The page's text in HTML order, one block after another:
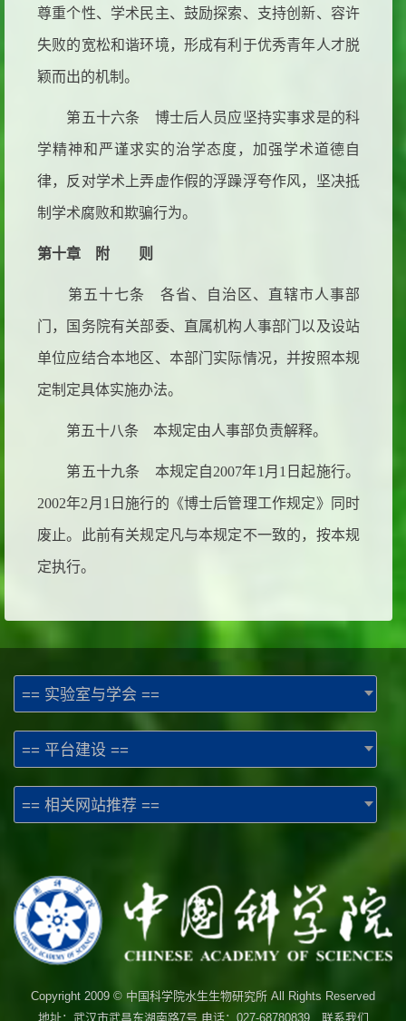
尊重个性、学术民主、鼓励探索、支持创新、容许
失败的宽松和谐环境，形成有利于优秀青年人才脱
颖而出的机制。
第五十六条 博士后人员应坚持实事求是的科
学精神和严谨求实的治学态度，加强学术道德自
律，反对学术上弄虚作假的浮躁浮夸作风，坚决抵
制学术腐败和欺骗行为。
第十章 附 则
第五十七条 各省、自治区、直辖市人事部
门，国务院有关部委、直属机构人事部门以及设站
单位应结合本地区、本部门实际情况，并按照本规
定制定具体实施办法。
第五十八条 本规定由人事部负责解释。
第五十九条 本规定自2007年1月1日起施行。
2002年2月1日施行的《博士后管理工作规定》同时
废止。此前有关规定凡与本规定不一致的，按本规
定执行。
== 实验室与学会 ==
== 平台建设 ==
== 相关网站推荐 ==
Copyright 2009 © 中国科学院水生生物研究所 All Rights Reserved
地址：武汉市武昌东湖南路7号 电话：027-68780839 联系我们